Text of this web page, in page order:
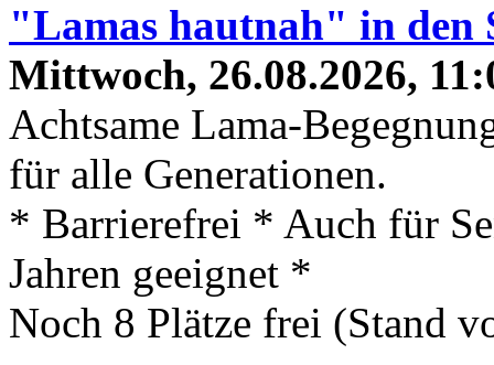
"Lamas hautnah" in den
Mittwoch, 26.08.2026,
Achtsame Lama-
für alle Generationen.
* Barrierefrei * Auch für
Jahren geeignet *
Noch 8 Plätze frei (Stand